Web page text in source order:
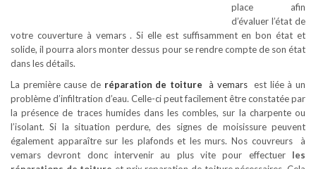
place afin
d’évaluer l’état de
votre couverture à vemars . Si elle est suffisamment en bon état et
solide, il pourra alors monter dessus pour se rendre compte de son état
dans les détails.
La première cause deréparation de toiture à vemarsest liée à un
problème d’infiltration d’eau. Celle-ci peut facilement être constatée par
la présence de traces humides dans les combles, sur la charpente ou
l’isolant. Si la situation perdure, des signes de moisissure peuvent
également apparaître sur les plafonds et les murs. Nos couvreurs à
vemars devront donc intervenir au plus vite pour effectuer les